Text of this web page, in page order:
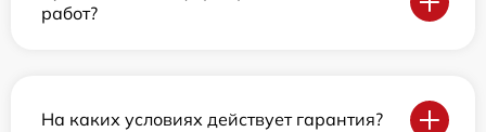
работ?
На каких условиях действует гарантия?